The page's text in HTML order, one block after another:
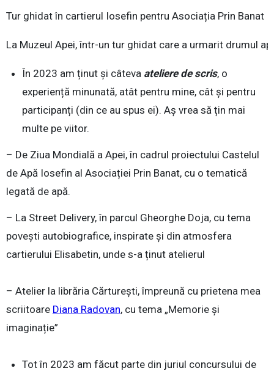
Tur ghidat în cartierul Iosefin pentru Asociația Prin Banat
La Muzeul Apei, într-un tur ghidat care a urmarit drumul
În 2023 am ținut și câteva ateliere de scris, o
experiență minunată, atât pentru mine, cât și pentru
participanți (din ce au spus ei). Aș vrea să țin mai
multe pe viitor.
– De Ziua Mondială a Apei, în cadrul proiectului Castelul
de Apă Iosefin al Asociației Prin Banat, cu o tematică
legată de apă.
– La Street Delivery, în parcul Gheorghe Doja, cu tema
povești autobiografice, inspirate și din atmosfera
cartierului Elisabetin, unde s-a ținut atelierul
– Atelier la librăria Cărturești, împreună cu prietena mea
scriitoare Diana Radovan, cu tema „Memorie și
imaginație”
Tot în 2023 am făcut parte din juriul concursului de